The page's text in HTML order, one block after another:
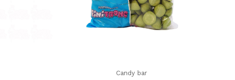
Candy bar